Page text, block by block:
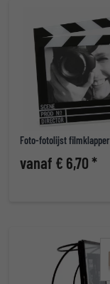
Foto-fotolijst filmklapper
vanaf € 6,70 *